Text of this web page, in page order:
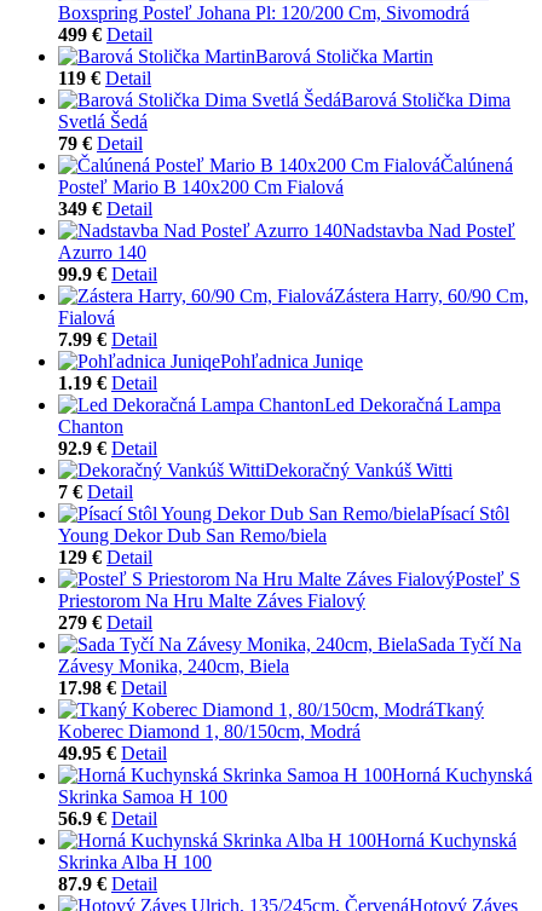
Boxspring Posteľ Johana Pl: 120/200 Cm, Sivomodrá
499 € Detail
Barová Stolička Martin
119 € Detail
Barová Stolička Dima
Svetlá Šedá
79 € Detail
Čalúnená
Posteľ Mario B 140x200 Cm Fialová
349 € Detail
Nadstavba Nad Posteľ
Azurro 140
99.9 € Detail
Zástera Harry, 60/90 Cm,
Fialová
7.99 € Detail
Pohľadnica Juniqe
1.19 € Detail
Led Dekoračná Lampa
Chanton
92.9 € Detail
Dekoračný Vankúš Witti
7 € Detail
Písací Stôl
Young Dekor Dub San Remo/biela
129 € Detail
Posteľ S
Priestorom Na Hru Malte Záves Fialový
279 € Detail
Sada Tyčí Na
Závesy Monika, 240cm, Biela
17.98 € Detail
Tkaný
Koberec Diamond 1, 80/150cm, Modrá
49.95 € Detail
Horná Kuchynská
Skrinka Samoa H 100
56.9 € Detail
Horná Kuchynská
Skrinka Alba H 100
87.9 € Detail
Hotový Záves